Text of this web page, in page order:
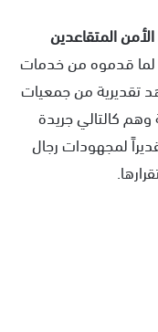
المتقاعدين
لما قدموه من خدمات
تقديرية من جمعيات
وهم كالتالي جريدة
لمجهودات رجال